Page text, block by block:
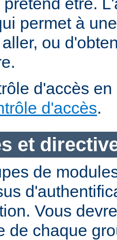
permet à
ou
d'accès
d'accès.
et
de
Vous
de chaque